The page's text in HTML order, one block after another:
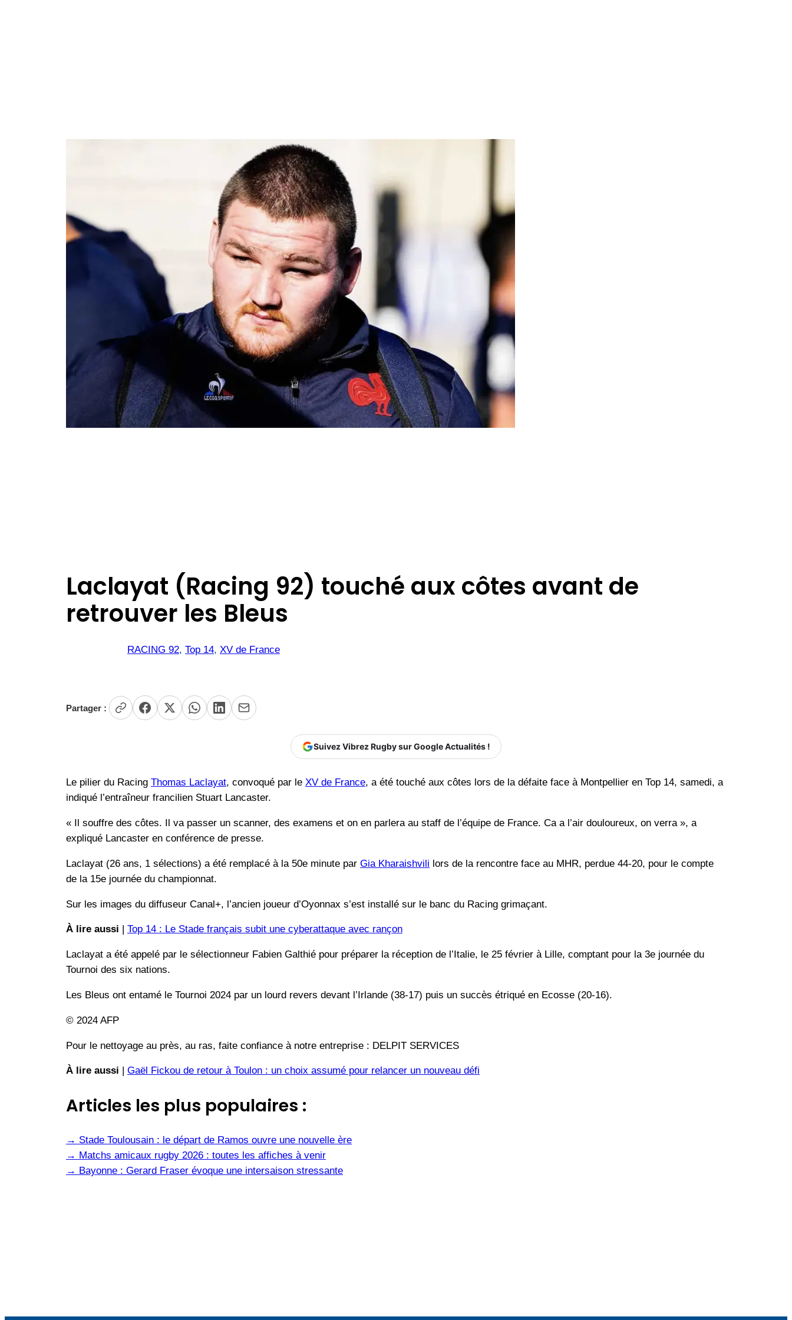
Laclayat (Racing 92) touché aux côtes avant de
retrouver les Bleus
RACING 92, Top 14, XV de France
Partager :
Suivez Vibrez Rugby sur Google Actualités !
Le pilier du Racing Thomas Laclayat, convoqué par le XV de France, a été touché aux côtes lors de la défaite face à Montpellier en Top 14, samedi, a
indiqué l’entraîneur francilien Stuart Lancaster.
« Il souffre des côtes. Il va passer un scanner, des examens et on en parlera au staff de l’équipe de France. Ca a l’air douloureux, on verra », a
expliqué Lancaster en conférence de presse.
Laclayat (26 ans, 1 sélections) a été remplacé à la 50e minute par Gia Kharaishvili lors de la rencontre face au MHR, perdue 44-20, pour le compte
de la 15e journée du championnat.
Sur les images du diffuseur Canal+, l’ancien joueur d’Oyonnax s’est installé sur le banc du Racing grimaçant.
À lire aussi Top 14 : Le Stade français subit une cyberattaque avec rançon
Laclayat a été appelé par le sélectionneur Fabien Galthié pour préparer la réception de l’Italie, le 25 février à Lille, comptant pour la 3e journée du
Tournoi des six nations.
Les Bleus ont entamé le Tournoi 2024 par un lourd revers devant l’Irlande (38-17) puis un succès étriqué en Ecosse (20-16).
© 2024 AFP
Pour le nettoyage au près, au ras, faite confiance à notre entreprise : DELPIT SERVICES
À lire aussi Gaël Fickou de retour à Toulon : un choix assumé pour relancer un nouveau défi
Articles les plus populaires :
→ Stade Toulousain : le départ de Ramos ouvre une nouvelle ère
→ Matchs amicaux rugby 2026 : toutes les affiches à venir
→ Bayonne : Gerard Fraser évoque une intersaison stressante